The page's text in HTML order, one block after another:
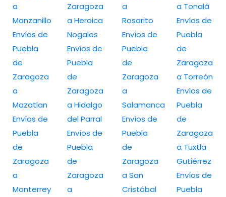
a
Manzanillo
Envíos de
Puebla
de
Zaragoza
a
Mazatlan
Envíos de
Puebla
de
Zaragoza
a
Monterrey
Zaragoza
a Heroica
Nogales
Envíos de
Puebla
de
Zaragoza
a Hidalgo
del Parral
Envíos de
Puebla
de
Zaragoza
a
a
Rosarito
Envíos de
Puebla
de
Zaragoza
a
Salamanca
Envíos de
Puebla
de
Zaragoza
a San
Cristóbal
a Tonalá
Envíos de
Puebla
de
Zaragoza
a Torreón
Envíos de
Puebla
de
Zaragoza
a Tuxtla
Gutiérrez
Envíos de
Puebla